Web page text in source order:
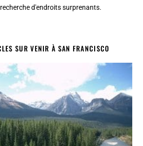
d'endroits surprenants.
SUR VENIR À SAN FRANCISCO